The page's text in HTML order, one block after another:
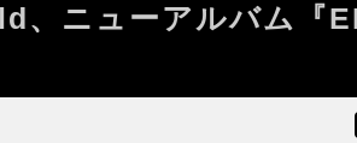
、ニューアルバム『